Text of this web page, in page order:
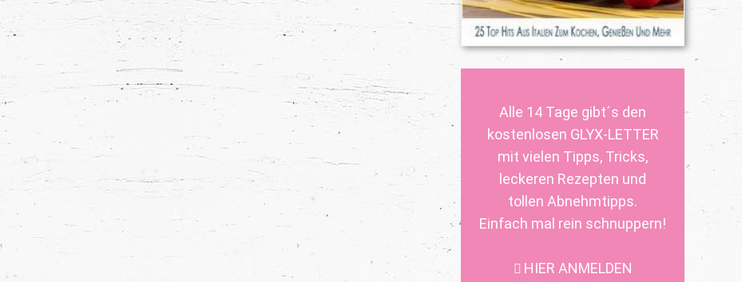
Alle 14 Tage gibt´s den
kostenlosen GLYX-LETTER
mit vielen Tipps, Tricks,
leckeren Rezepten und
tollen Abnehmtipps.
Einfach mal rein schnuppern!
HIER ANMELDEN